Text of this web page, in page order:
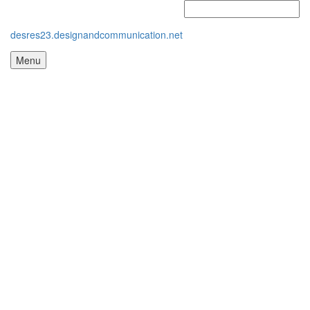
desres23.designandcommunication.net
Menu